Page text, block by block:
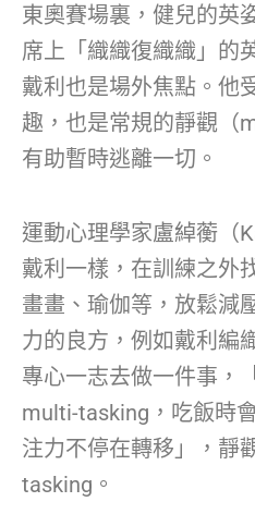
東奧賽場裏，健兒的英
席上「織織復織織」的
戴利也是場外焦點。他
趣，也是常規的靜觀（
有助暫時逃離一切。
運動心理學家盧綽蘅（
戴利一樣，在訓練之外
畫畫、瑜伽等，放鬆減
力的良方，例如戴利編
專心一志去做一件事，
multi-tasking，吃飯時
注力不停在轉移」，靜
tasking。